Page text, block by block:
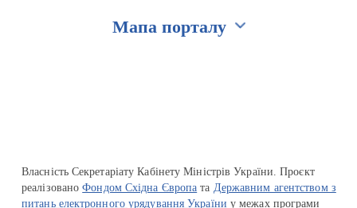
Мапа порталу
Власність Секретаріату Кабінету Міністрів України. Проєкт
реалізованоФондом Східна Європа та Державним агентством з
питань електронного урядування України у межах програми